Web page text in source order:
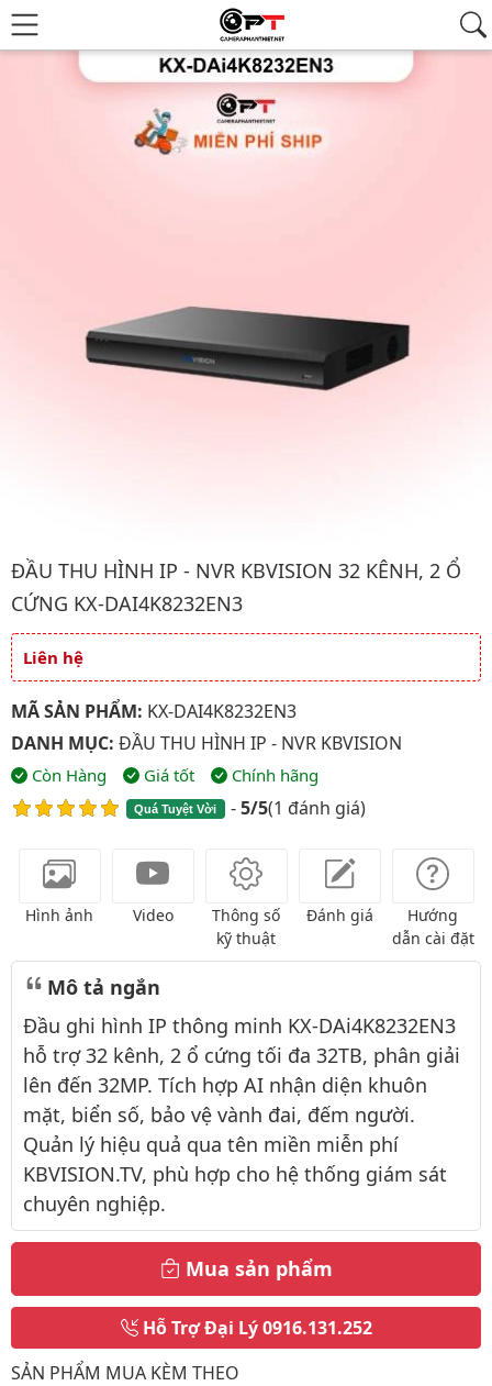
Hình ảnh đại diện của sản phẩm Đầu thu hình IP - NVR kbvision
ĐẦU THU HÌNH IP - NVR KBVISION 32 KÊNH, 2 Ổ
CỨNG KX-DAI4K8232EN3
Giá và khuyến mãi
Liên hệ
MÃ SẢN PHẨM: KX-DAI4K8232EN3
DANH MỤC: ĐẦU THU HÌNH IP - NVR KBVISION
Còn Hàng Giá tốt Chính hãng
Quá Tuyệt Vời -5/5(1 đánh giá)
Hình ảnh Video
Thông số
kỹ thuật
Đánh giá
Hướng
dẫn cài đặt
Mô tả ngắn
Đầu ghi hình IP thông minh KX-DAi4K8232EN3
hỗ trợ 32 kênh, 2 ổ cứng tối đa 32TB, phân giải
lên đến 32MP. Tích hợp AI nhận diện khuôn
mặt, biển số, bảo vệ vành đai, đếm người.
Quản lý hiệu quả qua tên miền miễn phí
KBVISION.TV, phù hợp cho hệ thống giám sát
chuyên nghiệp.
Mua sản phẩm
Hỗ Trợ Đại Lý0916.131.252
SẢN PHẨM MUA KÈM THEO